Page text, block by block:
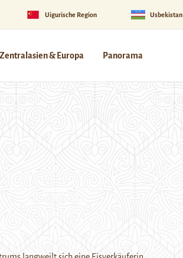
Uigurische Region Usbekistan
Zentralasien & Europa Panorama